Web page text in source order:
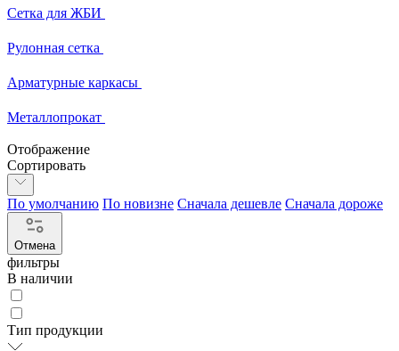
Сетка для ЖБИ
Рулонная сетка
Арматурные каркасы
Металлопрокат
Отображение
Сортировать
По умолчанию По новизне Сначала дешевле Сначала дороже
Отмена
фильтры
В наличии
Тип продукции